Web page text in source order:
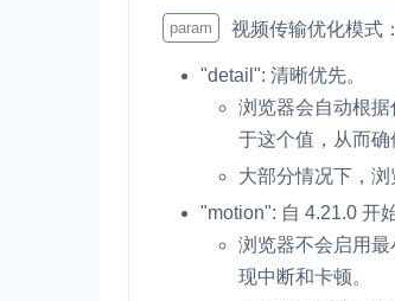
param 视频传输优化模式：
"detail": 清晰优先。
浏览器会自动根
于这个值，从而确
大部分情况下，
"motion": 自 4.21.0 开
浏览器不会启用
现中断和卡顿。